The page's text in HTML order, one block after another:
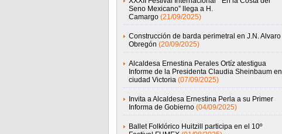
Seno Mexicano” llega a H.
Camargo (21/09/2025)
Construcción de barda perimetral en J.N. Alvaro
Obregón (20/09/2025)
Alcaldesa Ernestina Perales Ortíz atestigua
Informe de la Presidenta Claudia Sheinbaum en
ciudad Victoria (07/09/2025)
Invita a Alcaldesa Ernestina Perla a su Primer
Informa de Gobierno (04/09/2025)
Ballet Folklórico Huitzill participa en el 10º